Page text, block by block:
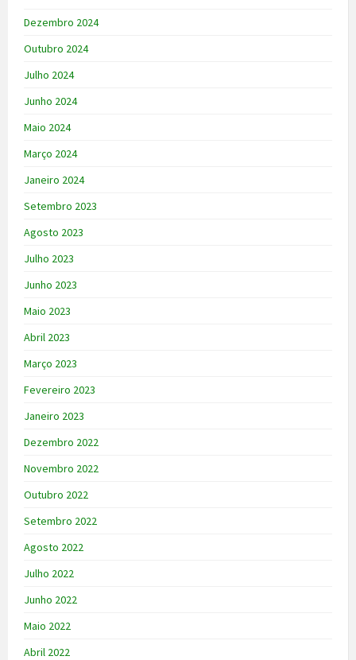
Dezembro 2024
Outubro 2024
Julho 2024
Junho 2024
Maio 2024
Março 2024
Janeiro 2024
Setembro 2023
Agosto 2023
Julho 2023
Junho 2023
Maio 2023
Abril 2023
Março 2023
Fevereiro 2023
Janeiro 2023
Dezembro 2022
Novembro 2022
Outubro 2022
Setembro 2022
Agosto 2022
Julho 2022
Junho 2022
Maio 2022
Abril 2022